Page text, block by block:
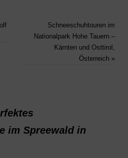
Schneeschuhtouren im
Nationalpark Hohe Tauern –
Kärnten und Osttirol,
Österreich »
im Spreewald in